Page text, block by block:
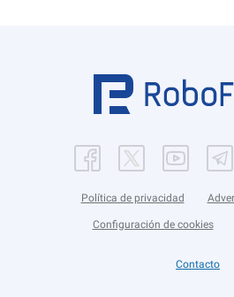
Política de privacidad
Configuración de cookies
Contacto